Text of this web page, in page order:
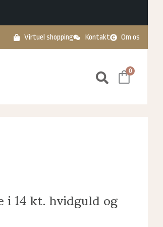
Virtuel shopping Kontakt Om os
0
14 kt. hvidguld og